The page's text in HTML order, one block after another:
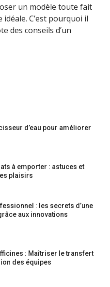
un modèle toute fait
C’est pourquoi il
des conseils d’un
d’eau pour améliorer
à emporter : astuces et
plaisirs
: les secrets d’une
aux innovations
: Maîtriser le transfert
des équipes